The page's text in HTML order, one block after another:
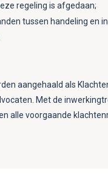
regeling is afgedaan;
tussen handeling en
aangehaald als
Met de
alle voorgaande